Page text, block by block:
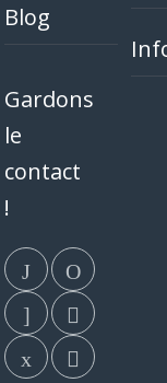
Blog
Gardons
le
contact
!